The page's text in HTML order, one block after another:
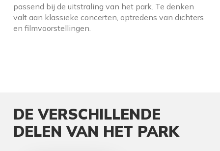
passend bij de uitstraling van het park. Te denken
valt aan klassieke concerten, optredens van dichters
en filmvoorstellingen.
DE VERSCHILLENDE
DELEN VAN HET PARK